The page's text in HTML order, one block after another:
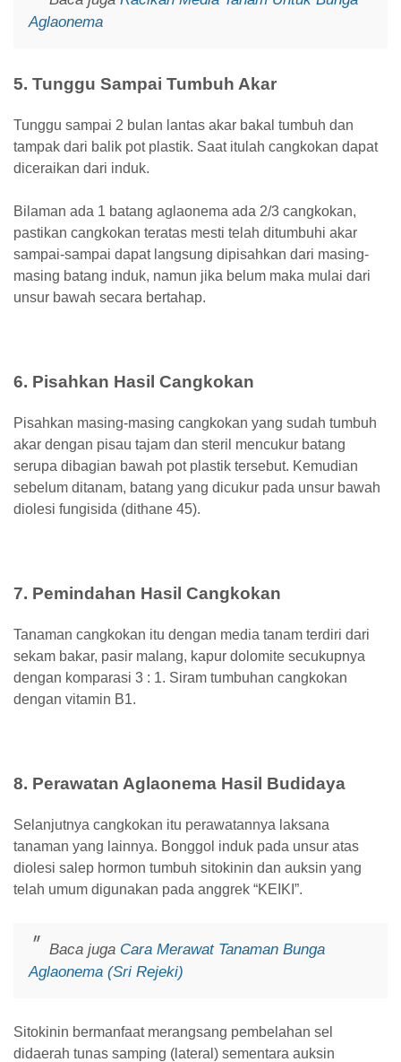
Aglaonema
5. Tunggu Sampai Tumbuh Akar
Tunggu sampai 2 bulan lantas akar bakal tumbuh dan
tampak dari balik pot plastik. Saat itulah cangkokan dapat
diceraikan dari induk.
Bilaman ada 1 batang aglaonema ada 2/3 cangkokan,
pastikan cangkokan teratas mesti telah ditumbuhi akar
sampai-sampai dapat langsung dipisahkan dari masing-
masing batang induk, namun jika belum maka mulai dari
unsur bawah secara bertahap.
6. Pisahkan Hasil Cangkokan
Pisahkan masing-masing cangkokan yang sudah tumbuh
akar dengan pisau tajam dan steril mencukur batang
serupa dibagian bawah pot plastik tersebut. Kemudian
sebelum ditanam, batang yang dicukur pada unsur bawah
diolesi fungisida (dithane 45).
7. Pemindahan Hasil Cangkokan
Tanaman cangkokan itu dengan media tanam terdiri dari
sekam bakar, pasir malang, kapur dolomite secukupnya
dengan komparasi 3 : 1. Siram tumbuhan cangkokan
dengan vitamin B1.
8. Perawatan Aglaonema Hasil Budidaya
Selanjutnya cangkokan itu perawatannya laksana
tanaman yang lainnya. Bonggol induk pada unsur atas
diolesi salep hormon tumbuh sitokinin dan auksin yang
telah umum digunakan pada anggrek “KEIKI”.
Baca juga Cara Merawat Tanaman Bunga
Aglaonema (Sri Rejeki)
Sitokinin bermanfaat merangsang pembelahan sel
didaerah tunas samping (lateral) sementara auksin